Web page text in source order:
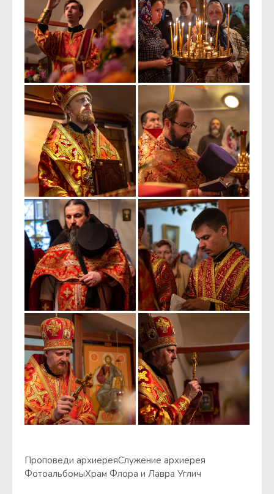
Проповеди архиереяСлужение архиерея
ФотоальбомыХрам Флора и Лавра Углич